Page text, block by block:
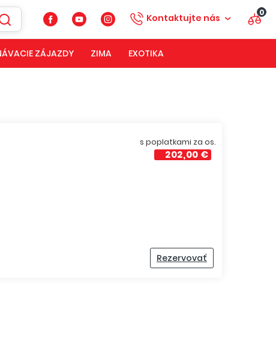
Kontaktujte nás 0
ZÁJAZDY ZIMA
EXOTIKA
s poplatkami za os.
202,00 €
Rezervovať